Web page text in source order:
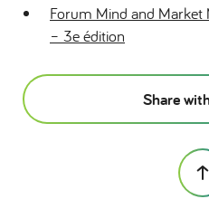
Forum Mind and
– 3e édition
Share